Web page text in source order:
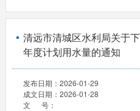
清远市清城区水利局关于
年度计划用水量的通知
发布日期： 2026-01-29
成文日期： 2026-01-28
文 号：